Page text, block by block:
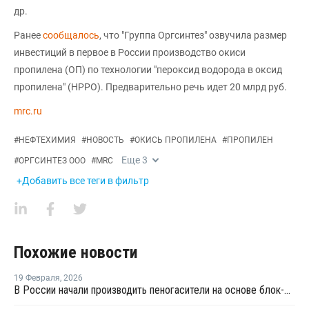
др.
Ранеесообщалось, что "Группа Оргсинтез" озвучила размер
инвестиций в первое в России производство окиси
пропилена (ОП) по технологии "пероксид водорода в оксид
пропилена" (HPPO). Предварительно речь идет 20 млрд руб.
mrc.ru
#НЕФТЕХИМИЯ #НОВОСТЬ #ОКИСЬ ПРОПИЛЕНА #ПРОПИЛЕН
#ОРГСИНТЕЗ ООО #MRC Еще3
+Добавить все теги в фильтр
Похожие новости
19 Февраля, 2026
В России начали производить пеногасители на основе блок-сополимеров